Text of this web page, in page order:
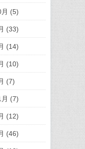
(5)
(33)
(14)
(10)
(7)
(7)
(12)
(46)